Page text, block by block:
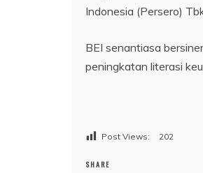
Indonesia (Persero)
BEI senantiasa
peningkatan literasi
Post Views: 202
SHARE